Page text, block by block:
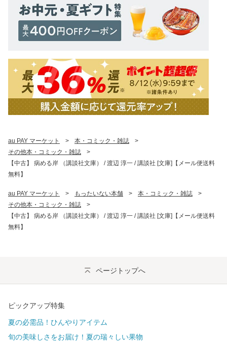
au PAY マーケット > 本・コミック・雑誌
>
その他本・コミック・雑誌
>
【中古】 病める岸 （講談社文庫） / 渡辺 淳一 / 講談社 [文庫]【メール便送料
無料】
au PAY マーケット > もったいない本舗 > 本・コミック・雑誌
>
その他本・コミック・雑誌
>
【中古】 病める岸 （講談社文庫） / 渡辺 淳一 / 講談社 [文庫]【メール便送料
無料】
ページトップへ
ピックアップ特集
夏の必需品！ひんやりアイテム
旬の美味しさをお届け！夏の瑞々しい果物